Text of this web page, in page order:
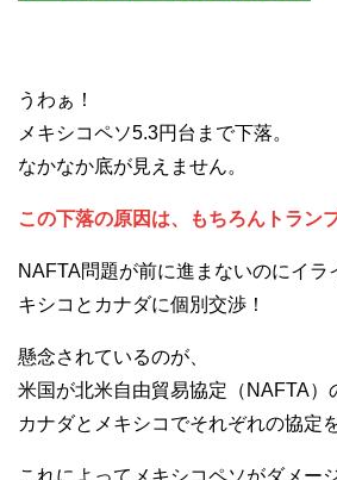
うわぁ！
メキシコペソ5.3円台まで下落。
なかなか底が見えません。
この下落の原因は、もちろんトラン
NAFTA問題が前に進まないのにイラ
キシコとカナダに個別交渉！
懸念されているのが、
米国が北米自由貿易協定（NAFTA）
カナダとメキシコでそれぞれの協定